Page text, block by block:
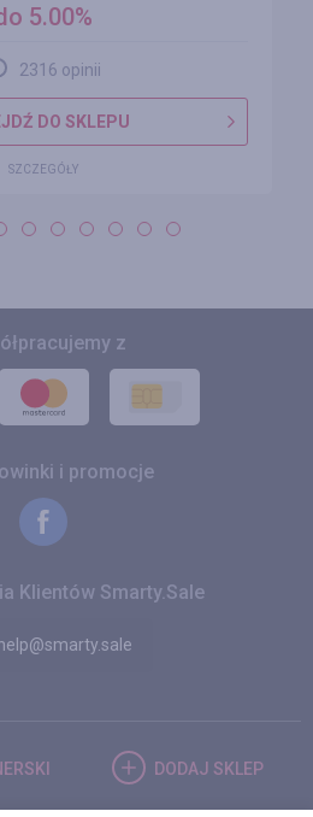
5.00%
2316 opinii
DO SKLEPU
SZCZEGÓŁY
z
i promocje
Klientów Smarty.Sale
help@smarty.sale
DODAJ SKLEP